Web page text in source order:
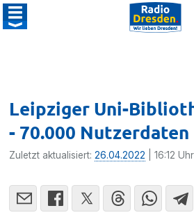
Leipziger Uni-
- 70.000
Zuletzt aktualisiert:26.04.2022 | 16:12 Uhr